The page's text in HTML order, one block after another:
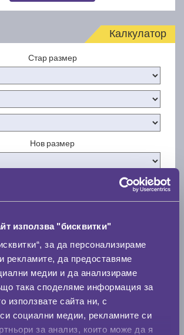
използва "бисквитки"
за да персонализираме
рекламите, да предоставяме
медии и да анализираме
така споделяме информация за
използвате сайта ни, с
социални медии, рекламните си
за анализ, които може да я
Калкулатор
Стар размер
Нов размер
0 мм.
Нов размер
Скоростомер при 100 км/ч